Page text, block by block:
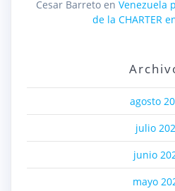
Cesar Barretoen Venezuela
de la CHARTER
agosto
julio
junio
mayo